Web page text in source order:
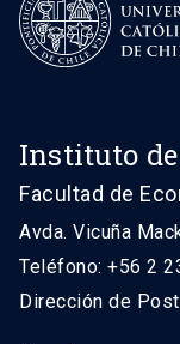
Instituto
Facultad de
Avda. Vicuña
Teléfono: +56 2
Dirección de